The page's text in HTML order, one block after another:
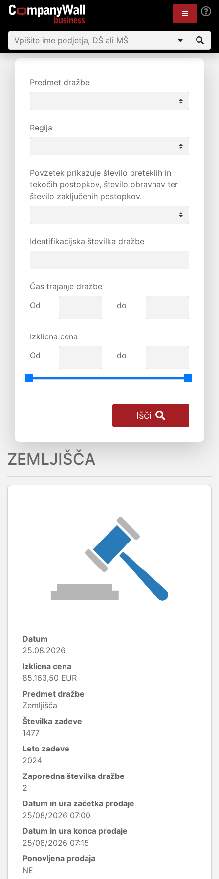
Predmet dražbe
Regija
Povzetek prikazuje število preteklih in
tekočih postopkov, število obravnav ter
število zaključenih postopkov.
Identifikacijska številka dražbe
Čas trajanje dražbe
Od
do
Izklicna cena
Od
do
Išči
ZEMLJIŠČA
Datum
25.08.2026.
Izklicna cena
85.163,50 EUR
Predmet dražbe
Zemljišča
Številka zadeve
1477
Leto zadeve
2024
Zaporedna številka dražbe
2
Datum in ura začetka prodaje
25/08/2026 07:00
Datum in ura konca prodaje
25/08/2026 07:15
Ponovljena prodaja
NE